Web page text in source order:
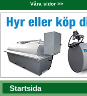
Våra sidor >>
Startsida